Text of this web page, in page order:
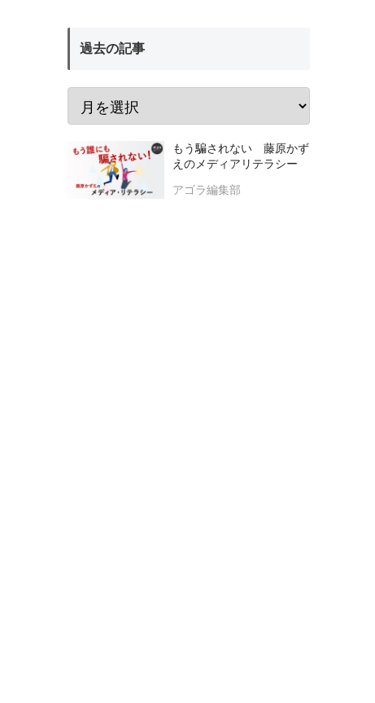
過去の記事
もう騙されない 藤原かず
えのメディアリテラシー
アゴラ編集部